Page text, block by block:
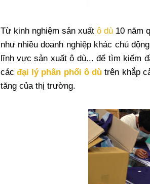
Từ kinh nghiệm sản xuất ô dù10 năm
như nhiều doanh nghiệp khác chủ
lĩnh vực sản xuất ô dù... để tìm kiếm
các đại lý phân phối ô dù trên khắp
tăng của thị trường.